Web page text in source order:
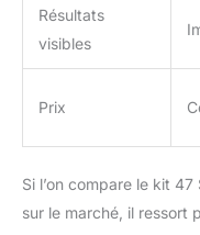
Résultats
visibles
Prix
Si l’on compare le kit
sur le marché, il ressort